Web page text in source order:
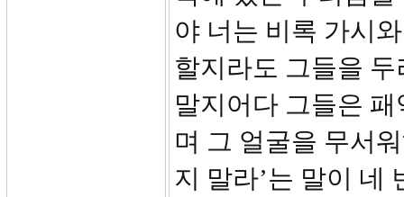
야 너는 비록 가시
할지라도 그들을
말지어다 그들은
며 그 얼굴을 무서
지 말라’는 말이 네